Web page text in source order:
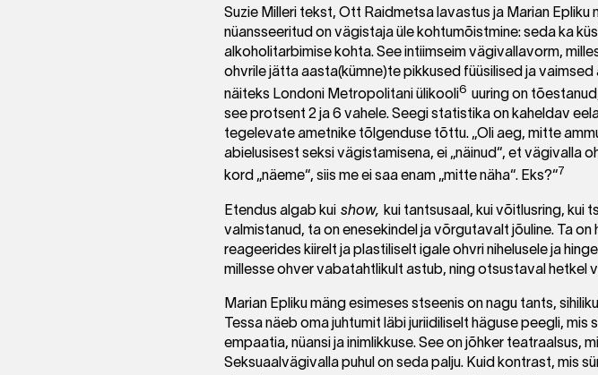
Suzie Milleri tekst, Ott Raidmetsa lavastus ja Marian
nüansseeritud on vägistaja üle kohtumõistmine: seda ka
alkoholitarbimise kohta. See intiimseim vägivallavorm,
ohvrile jätta aasta(kümne)te pikkused füüsilised ja vaimsed
näiteks Londoni Metropolitani ülikooli 6 uuring on
see protsent 2 ja 6 vahele. Seegi statistika on kaheldav
tegelevate ametnike tõlgenduse tõttu. „Oli aeg, mitte
abielusisest seksi vägistamisena, ei „näinud“, et vägivalla
kord „näeme“, siis me ei saa enam „mitte näha“. Eks?“7
Etendus algab kui show, kui tantsusaal, kui võitlusring, kui
valmistanud, ta on enesekindel ja võrgutavalt jõuline. Ta
reageerides kiirelt ja plastiliselt igale ohvri nihelusele ja
millesse ohver vabatahtlikult astub, ning otsustaval hetkel
Marian Epliku mäng esimeses stseenis on nagu tants,
Tessa näeb oma juhtumit läbi juriidiliselt häguse peegli,
empaatia, nüansi ja inimlikkuse. See on jõhker teatraalsus,
Seksuaalvägivalla puhul on seda palju. Kuid kontrast, mis